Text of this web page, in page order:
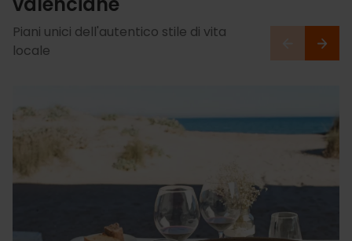
Piani unici dell'autentico stile di vita
locale